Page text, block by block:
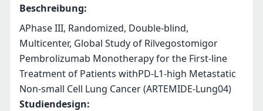
Beschreibung:
APhase III, Randomized, Double-blind,
Multicenter, Global Study of Rilvegostomigor
Pembrolizumab Monotherapy for the First-line
Treatment of Patients withPD-L1-high Metastatic
Non-small Cell Lung Cancer (ARTEMIDE-Lung04)
Studiendesign: